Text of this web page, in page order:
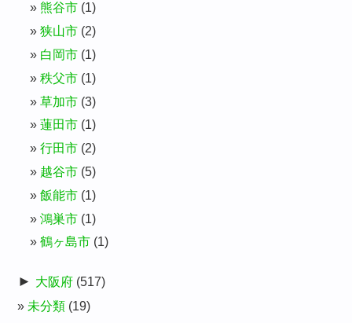
熊谷市 (1)
狭山市 (2)
白岡市 (1)
秩父市 (1)
草加市 (3)
蓮田市 (1)
行田市 (2)
越谷市 (5)
飯能市 (1)
鴻巣市 (1)
鶴ヶ島市 (1)
► 大阪府 (517)
未分類 (19)